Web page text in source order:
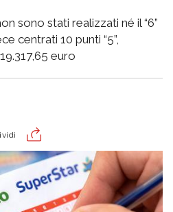
sono stati realizzati né il “6”
centrati 10 punti “5”,
euro